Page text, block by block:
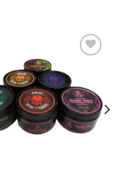
Añadir
a la
lista
de
deseos